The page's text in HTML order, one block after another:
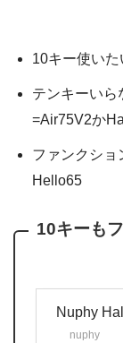
10キー使い
テンキーいら
=Air75V2か
ファンクショ
Hello65
10キーも
Nuphy
nuphy